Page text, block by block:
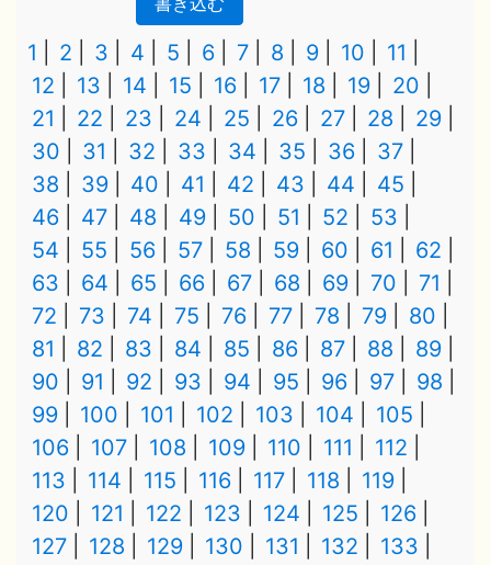
書き込む
1 2 3 4 5 6 7 8 9 10
11
12
13 14 15 16 17 18 19
20
21
22 23 24 25 26 27 28
29
30
31 32 33 34 35 36
37
38
39 40 41 42 43 44
45
46
47 48 49 50 51 52
53
54
55 56 57 58 59 60 61
62
63
64 65 66 67 68 69 70
71
72
73 74 75 76 77 78 79
80
81
82 83 84 85 86 87 88
89
90
91 92 93 94 95 96 97
98
99
100 101 102 103 104
105
106
107 108 109 110 111
112
113
114 115 116 117 118
119
120
121 122 123 124 125
126
127
128 129 130 131 132
133